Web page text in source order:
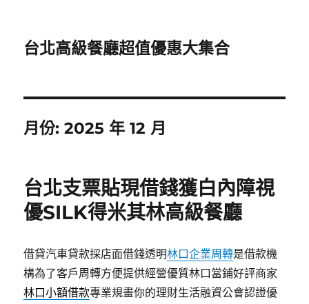
台北高級餐廳超值優惠大集合
月份:2025 年 12 月
台北支票貼現借錢獲白內障視
優SILK得米其林高級餐廳
借貸汽車貸款採店面借錢透明林口企業周轉是借款機
構為了客戶周轉方便提供經營優質林口當鋪好評商家
林口小額借款專業規畫你的理財生活融資公會認證優